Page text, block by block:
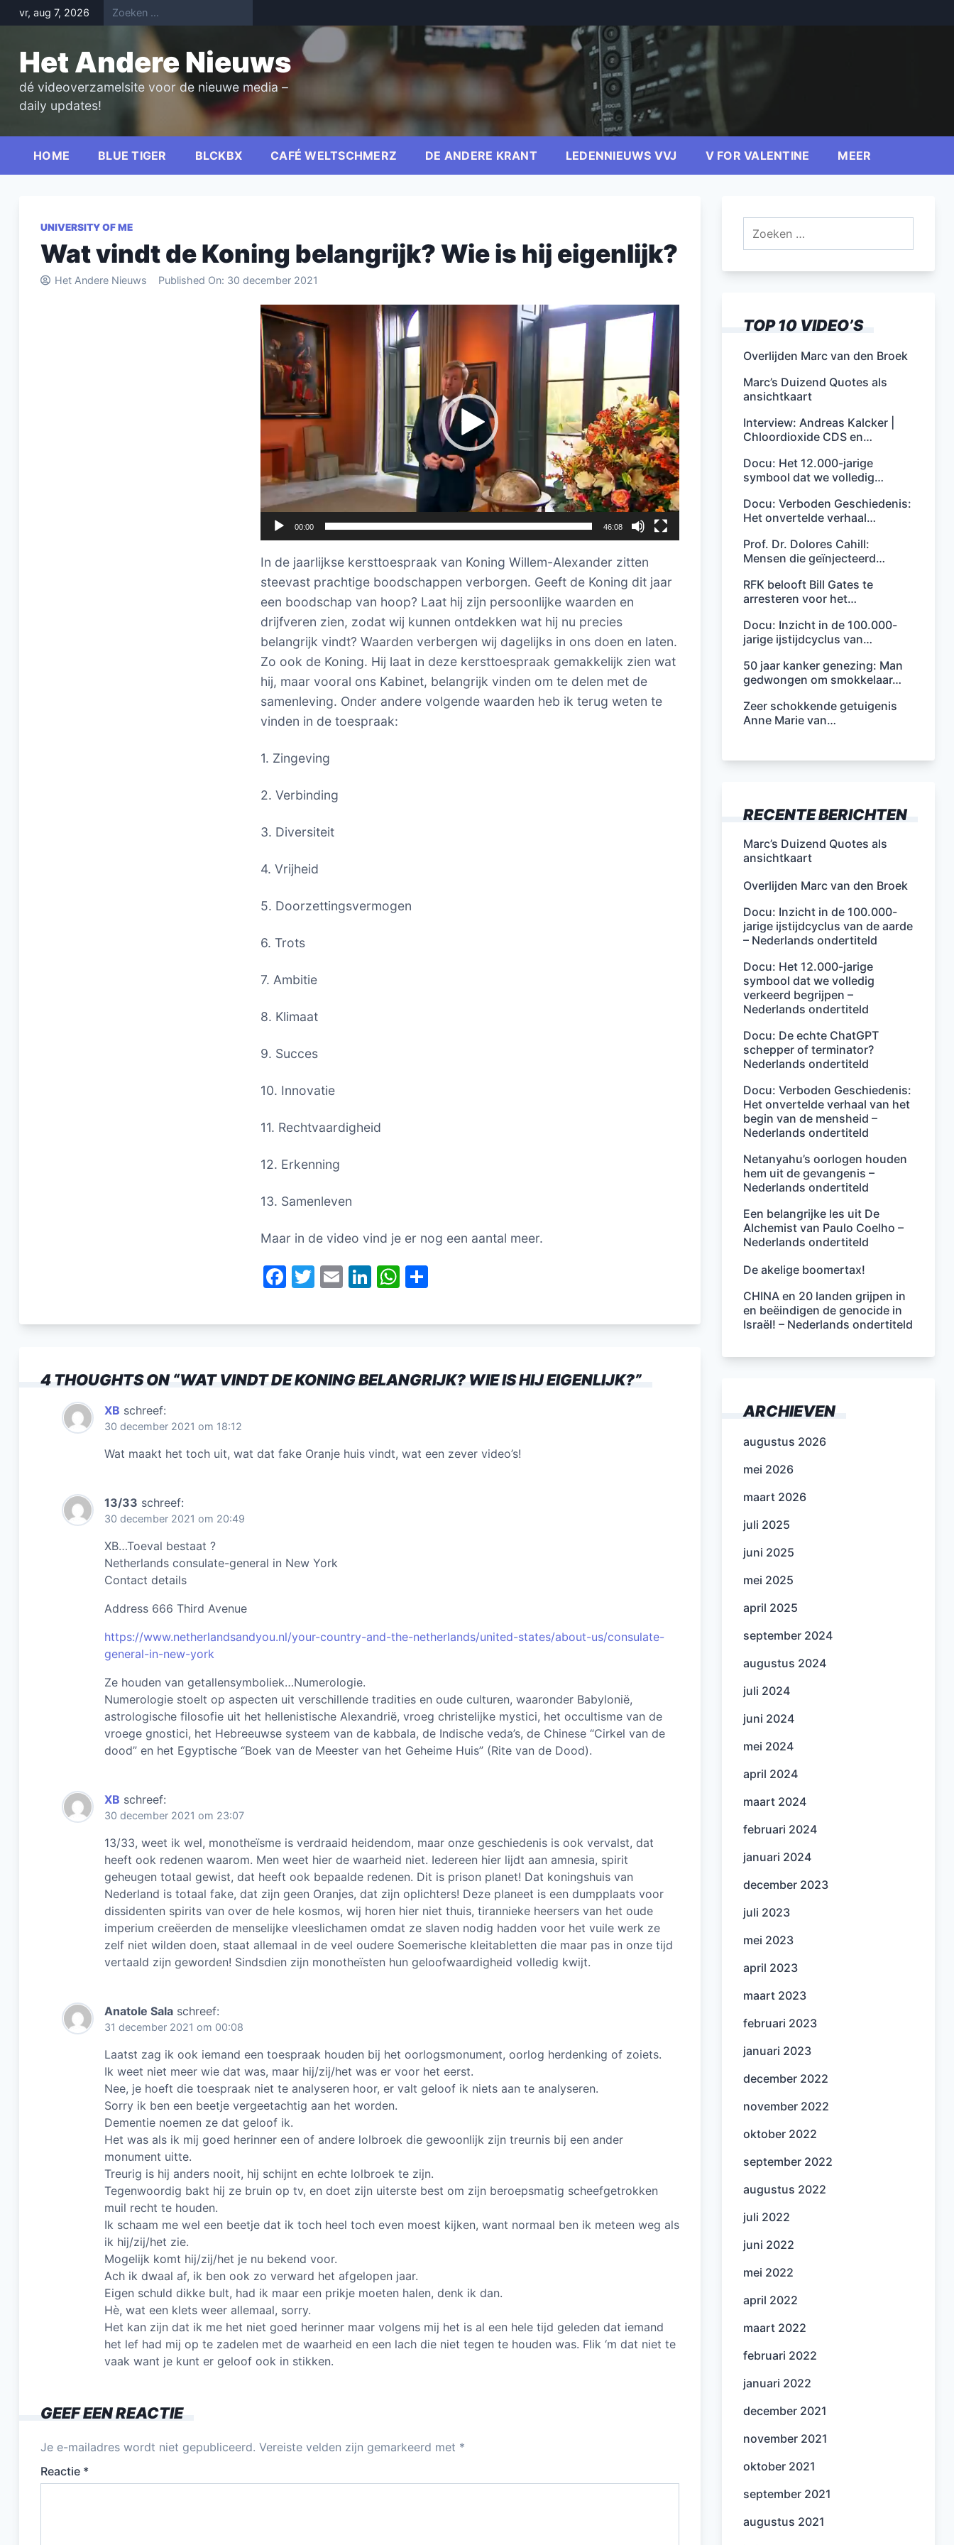
Skip
to
vr, aug 7, 2026
Het Andere Nieuws
dé videoverzamelsite voor de nieuwe media –
daily updates!
HOME BLUE TIGER BLCKBX CAFÉ WELTSCHMERZ DE ANDERE KRANT LEDENNIEUWS VVJ V FOR VALENTINE MEER
UNIVERSITY OF ME
Wat vindt de Koning belangrijk? Wie is hij eigenlijk?
Het Andere Nieuws Published On: 30 december 2021
Videospeler
00:00 46:08
In de jaarlijkse kersttoespraak van Koning Willem-Alexander zitten
steevast prachtige boodschappen verborgen. Geeft de Koning dit jaar
een boodschap van hoop? Laat hij zijn persoonlijke waarden en
drijfveren zien, zodat wij kunnen ontdekken wat hij nu precies
belangrijk vindt? Waarden verbergen wij dagelijks in ons doen en laten.
Zo ook de Koning. Hij laat in deze kersttoespraak gemakkelijk zien wat
hij, maar vooral ons Kabinet, belangrijk vinden om te delen met de
samenleving. Onder andere volgende waarden heb ik terug weten te
vinden in de toespraak:
1. Zingeving
2. Verbinding
3. Diversiteit
4. Vrijheid
5. Doorzettingsvermogen
6. Trots
7. Ambitie
8. Klimaat
9. Succes
10. Innovatie
11. Rechtvaardigheid
12. Erkenning
13. Samenleven
Maar in de video vind je er nog een aantal meer.
F
c
b
o
T
itt
E
ai
Li
k
dI
n
W
at
A
p
e
4 THOUGHTS ON “WAT VINDT DE KONING BELANGRIJK? WIE IS HIJ EIGENLIJK?”
XB schreef:
30 december 2021 om 18:12
Wat maakt het toch uit, wat dat fake Oranje huis vindt, wat een zever video’s!
13/33 schreef:
30 december 2021 om 20:49
XB…Toeval bestaat ?
Netherlands consulate-general in New York
Contact details
Address 666 Third Avenue
https://www.netherlandsandyou.nl/your-country-and-the-netherlands/united-states/about-us/consulate-
general-in-new-york
Ze houden van getallensymboliek…Numerologie.
Numerologie stoelt op aspecten uit verschillende tradities en oude culturen, waaronder Babylonië,
astrologische filosofie uit het hellenistische Alexandrië, vroeg christelijke mystici, het occultisme van de
vroege gnostici, het Hebreeuwse systeem van de kabbala, de Indische veda’s, de Chinese “Cirkel van de
dood” en het Egyptische “Boek van de Meester van het Geheime Huis” (Rite van de Dood).
XB schreef:
30 december 2021 om 23:07
13/33, weet ik wel, monotheïsme is verdraaid heidendom, maar onze geschiedenis is ook vervalst, dat
heeft ook redenen waarom. Men weet hier de waarheid niet. Iedereen hier lijdt aan amnesia, spirit
geheugen totaal gewist, dat heeft ook bepaalde redenen. Dit is prison planet! Dat koningshuis van
Nederland is totaal fake, dat zijn geen Oranjes, dat zijn oplichters! Deze planeet is een dumpplaats voor
dissidenten spirits van over de hele kosmos, wij horen hier niet thuis, tirannieke heersers van het oude
imperium creëerden de menselijke vleeslichamen omdat ze slaven nodig hadden voor het vuile werk ze
zelf niet wilden doen, staat allemaal in de veel oudere Soemerische kleitabletten die maar pas in onze tijd
vertaald zijn geworden! Sindsdien zijn monotheïsten hun geloofwaardigheid volledig kwijt.
Anatole Sala schreef:
31 december 2021 om 00:08
Laatst zag ik ook iemand een toespraak houden bij het oorlogsmonument, oorlog herdenking of zoiets.
Ik weet niet meer wie dat was, maar hij/zij/het was er voor het eerst.
Nee, je hoeft die toespraak niet te analyseren hoor, er valt geloof ik niets aan te analyseren.
Sorry ik ben een beetje vergeetachtig aan het worden.
Dementie noemen ze dat geloof ik.
Het was als ik mij goed herinner een of andere lolbroek die gewoonlijk zijn treurnis bij een ander
monument uitte.
Treurig is hij anders nooit, hij schijnt en echte lolbroek te zijn.
Tegenwoordig bakt hij ze bruin op tv, en doet zijn uiterste best om zijn beroepsmatig scheefgetrokken
muil recht te houden.
Ik schaam me wel een beetje dat ik toch heel toch even moest kijken, want normaal ben ik meteen weg als
ik hij/zij/het zie.
Mogelijk komt hij/zij/het je nu bekend voor.
Ach ik dwaal af, ik ben ook zo verward het afgelopen jaar.
Eigen schuld dikke bult, had ik maar een prikje moeten halen, denk ik dan.
Hè, wat een klets weer allemaal, sorry.
Het kan zijn dat ik me het niet goed herinner maar volgens mij het is al een hele tijd geleden dat iemand
het lef had mij op te zadelen met de waarheid en een lach die niet tegen te houden was. Flik ‘m dat niet te
vaak want je kunt er geloof ook in stikken.
GEEF EEN REACTIE
Je e-mailadres wordt niet gepubliceerd. Vereiste velden zijn gemarkeerd met *
Reactie *
TOP 10 VIDEO’S
Overlijden Marc van den Broek
Marc’s Duizend Quotes als
ansichtkaart
Interview: Andreas Kalcker |
Chloordioxide CDS en…
Docu: Het 12.000-jarige
symbool dat we volledig…
Docu: Verboden Geschiedenis:
Het onvertelde verhaal…
Prof. Dr. Dolores Cahill:
Mensen die geïnjecteerd…
RFK belooft Bill Gates te
arresteren voor het…
Docu: Inzicht in de 100.000-
jarige ijstijdcyclus van…
50 jaar kanker genezing: Man
gedwongen om smokkelaar…
Zeer schokkende getuigenis
Anne Marie van…
RECENTE BERICHTEN
Marc’s Duizend Quotes als
ansichtkaart
Overlijden Marc van den Broek
Docu: Inzicht in de 100.000-
jarige ijstijdcyclus van de aarde
– Nederlands ondertiteld
Docu: Het 12.000-jarige
symbool dat we volledig
verkeerd begrijpen –
Nederlands ondertiteld
Docu: De echte ChatGPT
schepper of terminator?
Nederlands ondertiteld
Docu: Verboden Geschiedenis:
Het onvertelde verhaal van het
begin van de mensheid –
Nederlands ondertiteld
Netanyahu’s oorlogen houden
hem uit de gevangenis –
Nederlands ondertiteld
Een belangrijke les uit De
Alchemist van Paulo Coelho –
Nederlands ondertiteld
De akelige boomertax!
CHINA en 20 landen grijpen in
en beëindigen de genocide in
Israël! – Nederlands ondertiteld
ARCHIEVEN
augustus 2026
mei 2026
maart 2026
juli 2025
juni 2025
mei 2025
april 2025
september 2024
augustus 2024
juli 2024
juni 2024
mei 2024
april 2024
maart 2024
februari 2024
januari 2024
december 2023
juli 2023
mei 2023
april 2023
maart 2023
februari 2023
januari 2023
december 2022
november 2022
oktober 2022
september 2022
augustus 2022
juli 2022
juni 2022
mei 2022
april 2022
maart 2022
februari 2022
januari 2022
december 2021
november 2021
oktober 2021
september 2021
augustus 2021